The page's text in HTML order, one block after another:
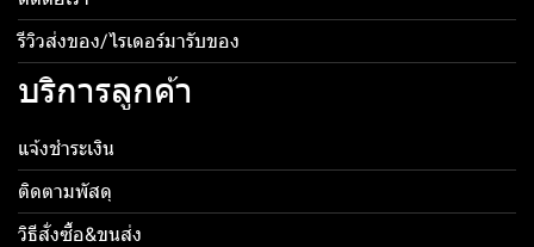
รีวิวส่งของ/ไรเดอร์มารับของ
บริการลูกค้า
แจ้งชำระเงิน
ติดตามพัสดุ
วิธีสั่งซื้อ&ขนส่ง